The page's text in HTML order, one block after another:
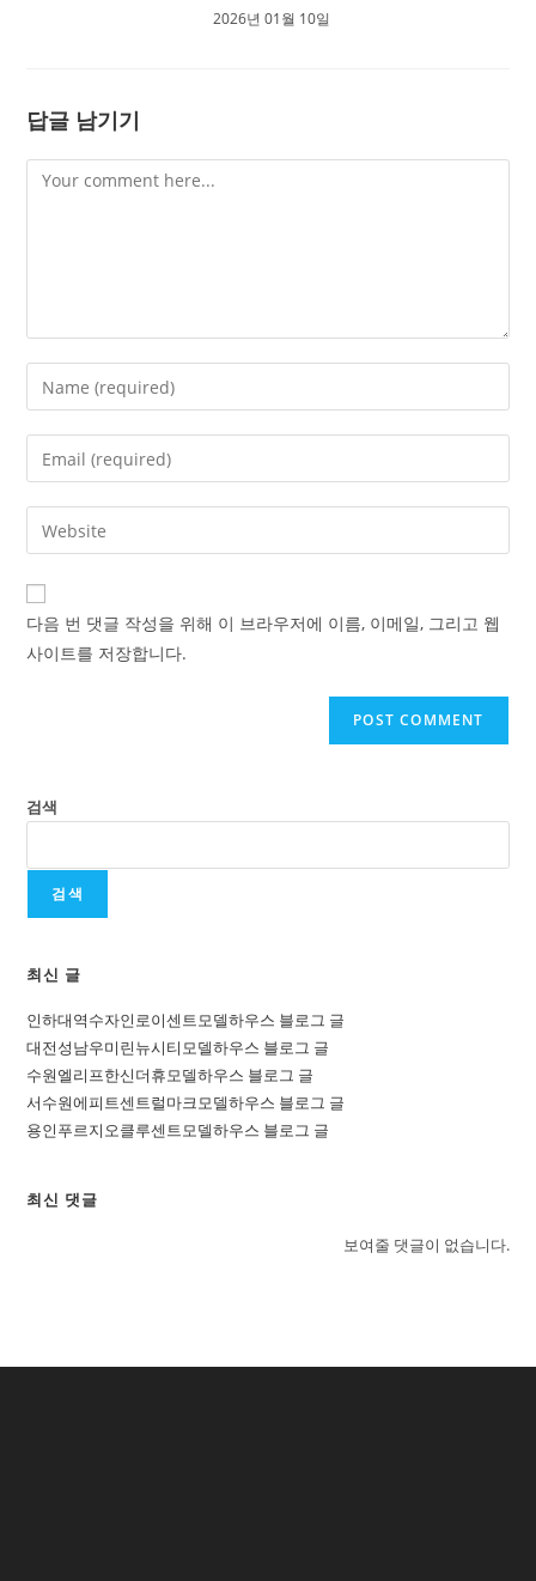
2026년 01월 10일
답글 남기기
Comment
Enter
your
name
comment
Enter
your
email
address
comment
Enter
your
website
URL
(optional)
다음 번 댓글 작성을 위해 이 브라우저에 이름, 이메일, 그리고 웹
사이트를 저장합니다.
검색
검색
최신 글
인하대역수자인로이센트모델하우스 블로그 글
대전성남우미린뉴시티모델하우스 블로그 글
수원엘리프한신더휴모델하우스 블로그 글
서수원에피트센트럴마크모델하우스 블로그 글
용인푸르지오클루센트모델하우스 블로그 글
최신 댓글
보여줄 댓글이 없습니다.